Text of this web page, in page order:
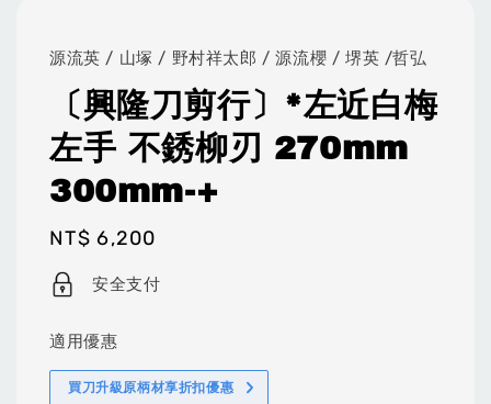
源流英 / 山塚 / 野村祥太郎 / 源流櫻 / 堺英 /哲弘
〔興隆刀剪行〕*左近白梅
左手 不銹柳刃 270mm
300mm-+
Regular
price
NT$ 6,200
安全支付
適用優惠
買刀升級原柄材享折扣優惠